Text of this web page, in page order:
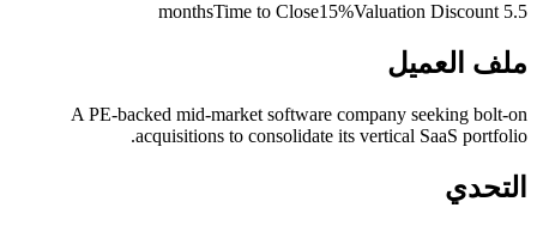
5.5 months
Time to Close15%Valuation Discount
ملف العميل
A PE-backed mid-market software company seeking bolt-on
acquisitions to consolidate its vertical SaaS portfolio.
التحدي